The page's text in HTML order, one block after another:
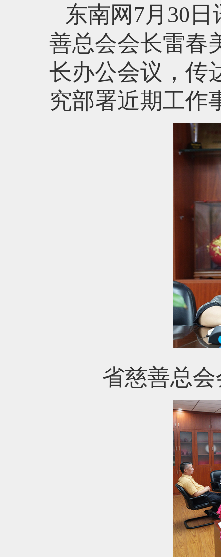
东南网7月30
善总会会长雷春
长办公会议，传
究部署近期工作
省慈善总